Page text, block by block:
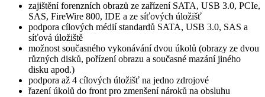
zajištění forenzních obrazů ze zařízení SATA, USB 3.0, PCIe,
SAS, FireWire 800, IDE a ze síťových úložišť
podpora cílových médií standardů SATA, USB 3.0, SAS a
síťová úložiště
možnost současného vykonávání dvou úkolů (obrazy ze dvou
různých disků, pořízení obrazu a současné mazání jiného
disku apod.)
podpora až 4 cílových úložišť na jedno zdrojové
řazení úkolů do front pro zmenšení nároků na obsluhu